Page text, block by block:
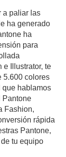
a paliar las
ha generado
ha
para
e Illustrator, te
5.600 colores
que hablamos
Pantone
Fashion,
rápida
Pantone,
tu equipo